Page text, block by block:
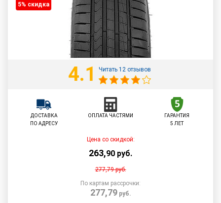
5% cкидка
4.1 Читать 12 отзывов
ДОСТАВКА
ПО АДРЕСУ
ОПЛАТА ЧАСТЯМИ
ГАРАНТИЯ
5 ЛЕТ
Цена со скидкой:
263,90 руб.
277,79руб.
По картам рассрочки:
277,79руб.